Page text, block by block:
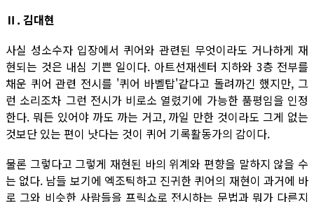
Ⅱ. 김대현
사실 성소수자 입장에서 퀴어와 관련된 무엇이라도 거나하게 재
현되는 것은 내심 기쁜 일이다. 아트선재센터 지하와 3층 전부를
채운 퀴어 관련 전시를 '퀴어 바벨탑'같다고 돌려까긴 했지만, 그
런 소리조차 그런 전시가 비로소 열렸기에 가능한 품평임을 인정
한다. 뭐든 있어야 까도 까는 거고, 까일 만한 것이라도 그게 없는
것보단 있는 편이 낫다는 것이 퀴어 기록활동가의 감이다.
물론 그렇다고 그렇게 재현된 바의 위계와 편향을 말하지 않을 수
는 없다. 남들 보기에 엑조틱하고 진귀한 퀴어의 재현이 과거에 바
로 그와 비슷한 사람들을 프릭쇼로 전시하는 문법과 뭐가 다른지